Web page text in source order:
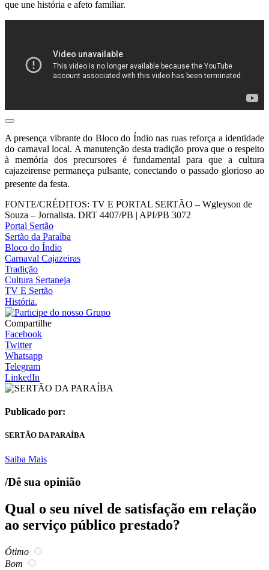
que une história e afeto familiar.
A presença vibrante do Bloco do Índio nas ruas reforça a identidade
do carnaval local. A manutenção desta tradição prova que o respeito
à memória dos precursores é fundamental para que a cultura
cajazeirense permaneça pulsante, conectando o passado glorioso ao
presente da festa.
FONTE/CRÉDITOS: TV E PORTAL SERTÃO – Wgleyson de
Souza – Jornalista. DRT 4407/PB | API/PB 3072
Portal Sertão
Sertão da Paraíba
Bloco do Índio
Carnaval Cajazeiras
Tradição
Cultura Sertaneja
TV E Sertão
História.
Compartilhe
Facebook
Twitter
Whatsapp
Telegram
LinkedIn
Publicado por:
SERTÃO DA PARAÍBA
Saiba Mais
/Dê sua opinião
Qual o seu nível de satisfação em relação
ao serviço público prestado?
Ótimo
Bom